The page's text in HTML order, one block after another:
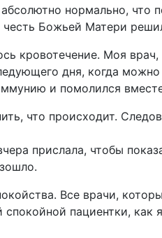
нормально, что
Божьей Матери
кровотечение. Моя
дня, когда
и помолился
что происходит.
прислала, чтобы
Все врачи,
пациентки, как